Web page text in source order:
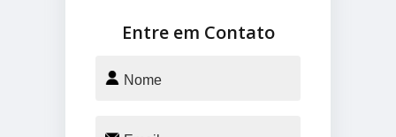
Entre em Contato